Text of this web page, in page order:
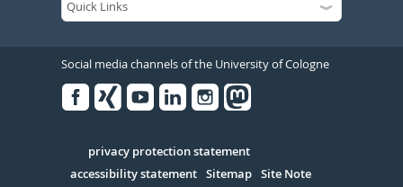
Social media channels of the University of Cologne
Serivce
privacy protection statement
accessibility statement Sitemap Site Note